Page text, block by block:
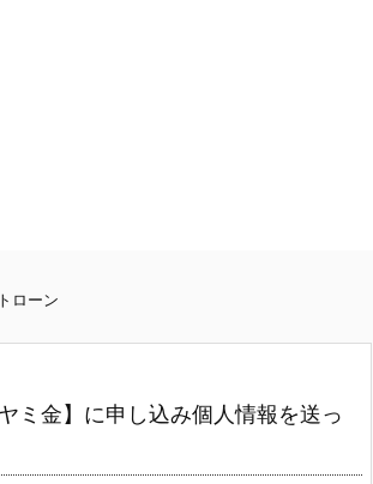
ローン
ミ金】に申し込み個人情報を送っ